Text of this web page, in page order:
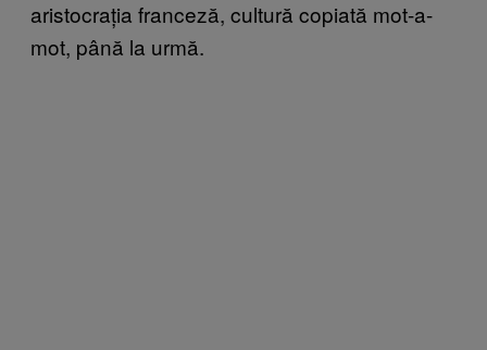
aristocrația franceză, cultură copiată mot-a-
mot, până la urmă.